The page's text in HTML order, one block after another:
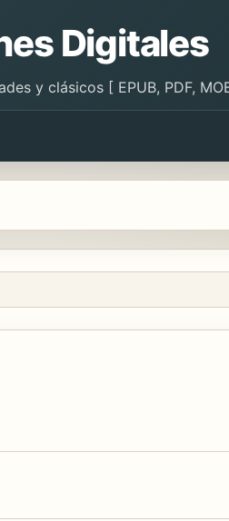
Digitales
y clásicos [ EPUB, PDF,